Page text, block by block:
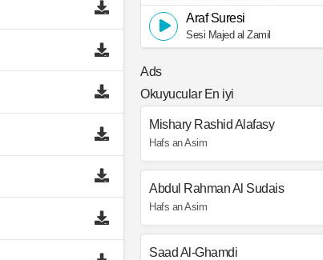
Araf Suresi
Sesi Majed al Zamil
Ads
Okuyucular En iyi
Mishary Rashid Alafasy
Hafs an Asim
Abdul Rahman Al Sudais
Hafs an Asim
Saad Al-Ghamdi